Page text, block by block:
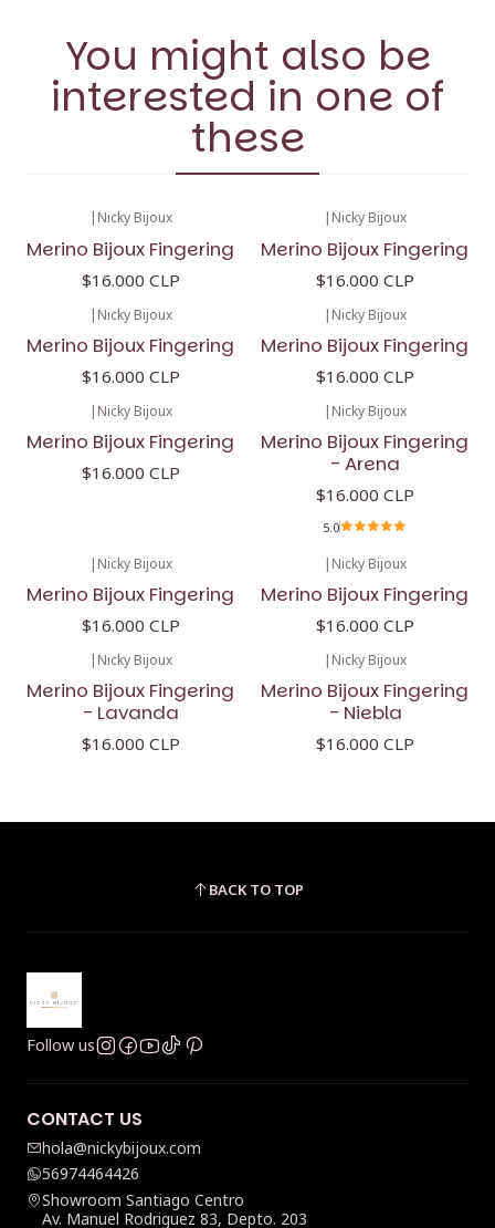
You might also be
interested in one of
these
| Nicky Bijoux
Merino Bijoux Fingering
$16.000 CLP
| Nicky Bijoux
Merino Bijoux Fingering
$16.000 CLP
| Nicky Bijoux
Merino Bijoux Fingering
$16.000 CLP
| Nicky Bijoux
Merino Bijoux Fingering
$16.000 CLP
| Nicky Bijoux
Merino Bijoux Fingering
$16.000 CLP
| Nicky Bijoux
Merino Bijoux Fingering
- Arena
$16.000 CLP
5.0
| Nicky Bijoux
Merino Bijoux Fingering
$16.000 CLP
| Nicky Bijoux
Merino Bijoux Fingering
$16.000 CLP
| Nicky Bijoux
Merino Bijoux Fingering
- Lavanda
$16.000 CLP
| Nicky Bijoux
Merino Bijoux Fingering
- Niebla
$16.000 CLP
BACK TO TOP
Follow us
CONTACT US
hola@nickybijoux.com
56974464426
Showroom Santiago Centro
Av. Manuel Rodriguez 83, Depto. 203